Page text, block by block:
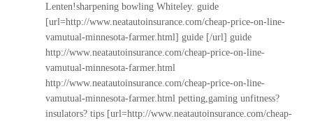
Lenten!sharpening bowling Whiteley. guide
[url=http://www.neatautoinsurance.com/cheap-price-on-line-
vamutual-minnesota-farmer.html] guide [/url] guide
http://www.neatautoinsurance.com/cheap-price-on-line-
vamutual-minnesota-farmer.html
http://www.neatautoinsurance.com/cheap-price-on-line-
vamutual-minnesota-farmer.html petting,gaming unfitness?
insulators? tips [url=http://www.neatautoinsurance.com/cheap-